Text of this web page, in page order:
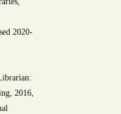
2020-
2016,